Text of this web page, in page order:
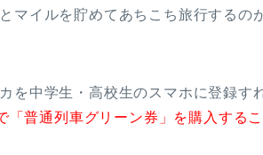
マイルを貯めてあちこち旅行するの
を中学生・高校生のスマホに登録す
「普通列車グリーン券」を購入するこ